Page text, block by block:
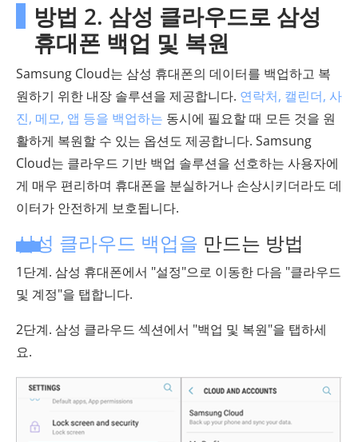
방법 2. 삼성 클라우드로 삼성
휴대폰 백업 및 복원
Samsung Cloud는 삼성 휴대폰의 데이터를 백업하고 복
원하기 위한 내장 솔루션을 제공합니다. 연락처, 캘린더, 사
진, 메모, 앱 등을 백업하는 동시에 필요할 때 모든 것을 원
활하게 복원할 수 있는 옵션도 제공합니다. Samsung
Cloud는 클라우드 기반 백업 솔루션을 선호하는 사용자에
게 매우 편리하며 휴대폰을 분실하거나 손상시키더라도 데
이터가 안전하게 보호됩니다.
삼성 클라우드 백업을 만드는 방법
1단계. 삼성 휴대폰에서 "설정"으로 이동한 다음 "클라우드
및 계정"을 탭합니다.
2단계. 삼성 클라우드 섹션에서 "백업 및 복원"을 탭하세
요.